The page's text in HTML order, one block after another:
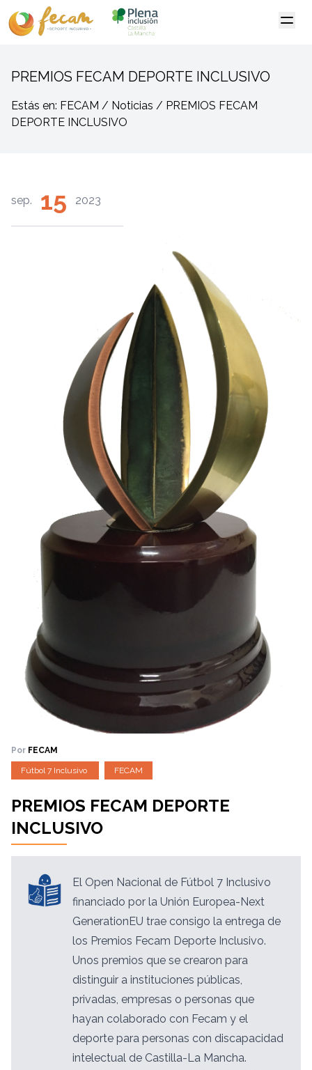
PREMIOS FECAM DEPORTE INCLUSIVO
Estás en: FECAM / Noticias / PREMIOS FECAM
DEPORTE INCLUSIVO
sep. 15 2023
Por FECAM
Fútbol 7 Inclusivo FECAM
PREMIOS FECAM DEPORTE
INCLUSIVO
El Open Nacional de Fútbol 7 Inclusivo
financiado por la Unión Europea-Next
GenerationEU trae consigo la entrega de
los Premios Fecam Deporte Inclusivo.
Unos premios que se crearon para
distinguir a instituciones públicas,
privadas, empresas o personas que
hayan colaborado con Fecam y el
deporte para personas con discapacidad
intelectual de Castilla-La Mancha.